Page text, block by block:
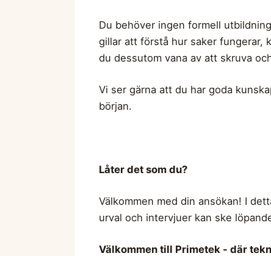
Du behöver ingen formell
gillar att förstå hur saker fungerar,
du dessutom vana av att skruva
Vi ser gärna att du har goda
början.
Låter det som du?
Välkommen med din ansökan! I
urval och intervjuer kan ske
Välkommen till Primetek - där